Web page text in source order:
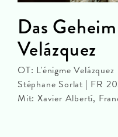
Das
Velázquez
OT: L'énigme Velázquez
Stéphane Sorlat | FR
Mit: Xavier Albertí,